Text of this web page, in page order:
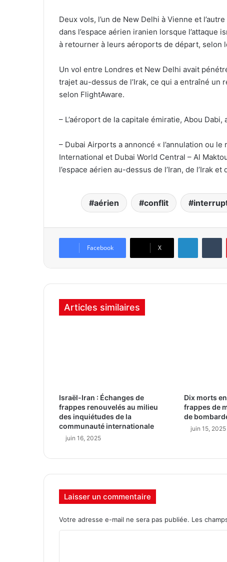
Deux vols, l’un de New Delhi à Vienne et
dans l’espace aérien iranien lorsque l’attaque
à retourner à leurs aéroports de départ, selon
Un vol entre Londres et New Delhi avait
trajet au-dessus de l’Irak, ce qui a entraîné un
selon FlightAware.
– L’aéroport de la capitale émiratie, Abou
– Dubai Airports a annoncé « l’annulation ou
International et Dubai World Central – Al
l’espace aérien au-dessus de l’Iran, de l’Irak et
aérien conflit
Facebook X
Articles similaires
Israël-Iran : Échanges de
frappes renouvelés au milieu
des inquiétudes de la
communauté internationale
juin 16, 2025
Dix morts
frappes de
de
juin 15, 2025
Laisser un commentaire
Votre adresse e-mail ne sera pas publiée. Les